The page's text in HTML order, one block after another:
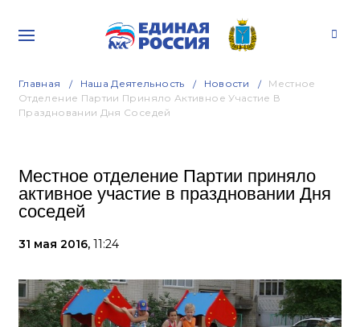
Главная Наша Деятельность Новости
Местное
Отделение Партии Приняло Активное Участие В
Праздновании Дня Соседей
Местное отделение Партии приняло
активное участие в праздновании Дня
соседей
31 мая 2016, 11:24